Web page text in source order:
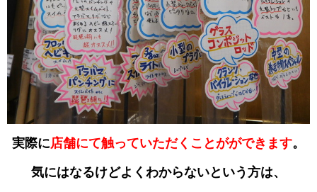
実際に店舗にて触っていただくことがができます。
気にはなるけどよくわからないという方は、